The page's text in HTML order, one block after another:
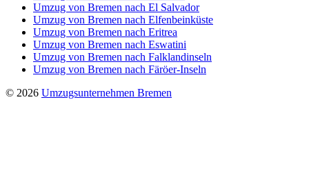
Umzug von Bremen nach El Salvador
Umzug von Bremen nach Elfenbeinküste
Umzug von Bremen nach Eritrea
Umzug von Bremen nach Eswatini
Umzug von Bremen nach Falklandinseln
Umzug von Bremen nach Färöer-Inseln
© 2026 Umzugsunternehmen Bremen